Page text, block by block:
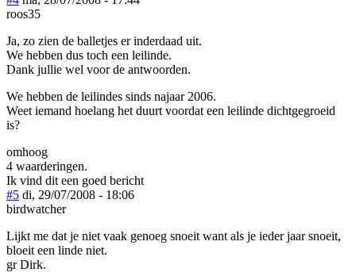
roos35
Ja, zo zien de balletjes er inderdaad uit.
We hebben dus toch een leilinde.
Dank jullie wel voor de antwoorden.
We hebben de leilindes sinds najaar 2006.
Weet iemand hoelang het duurt voordat een leilinde dichtgegroeid
is?
omhoog
4 waarderingen.
Ik vind dit een goed bericht
#5 di, 29/07/2008 - 18:06
birdwatcher
Lijkt me dat je niet vaak genoeg snoeit want als je ieder jaar snoeit,
bloeit een linde niet.
gr Dirk.